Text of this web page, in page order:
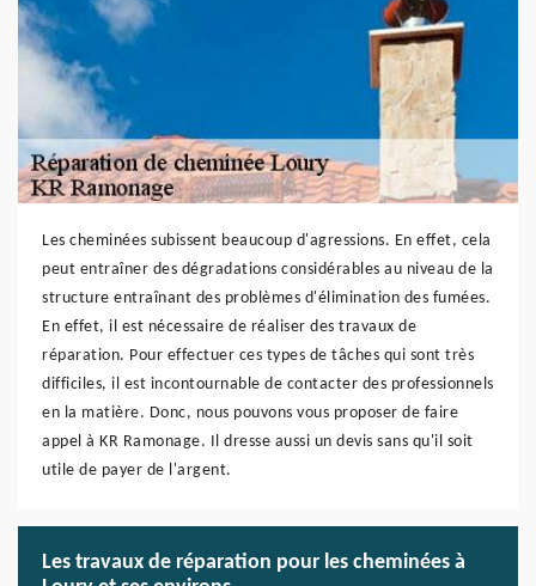
Les cheminées subissent beaucoup d'agressions. En effet, cela
peut entraîner des dégradations considérables au niveau de la
structure entraînant des problèmes d'élimination des fumées.
En effet, il est nécessaire de réaliser des travaux de
réparation. Pour effectuer ces types de tâches qui sont très
difficiles, il est incontournable de contacter des professionnels
en la matière. Donc, nous pouvons vous proposer de faire
appel à KR Ramonage. Il dresse aussi un devis sans qu'il soit
utile de payer de l'argent.
Les travaux de réparation pour les cheminées à